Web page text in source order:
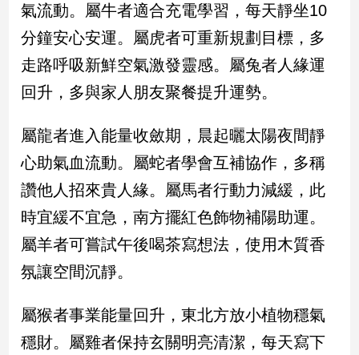
生
築/
室
內
設
計
旅
遊/
美
食
座/
理
氣流動。屬牛者適合充電學習，每天靜坐10
分鐘安心安運。屬虎者可重新規劃目標，多
走路呼吸新鮮空氣激發靈感。屬兔者人緣運
回升，多與家人朋友聚餐提升運勢。
屬龍者進入能量收斂期，晨起曬太陽夜間靜
心助氣血流動。屬蛇者學會互補協作，多稱
讚他人招來貴人緣。屬馬者行動力減緩，此
時宜緩不宜急，南方擺紅色飾物補陽助運。
屬羊者可嘗試午後喝茶寫想法，使用木質香
氛讓空間沉靜。
屬猴者事業能量回升，東北方放小植物穩氣
穩財。屬雞者保持玄關明亮清潔，每天寫下